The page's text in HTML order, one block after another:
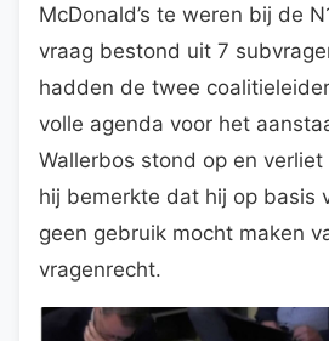
McDonald’s te weren bij de
vraag bestond uit 7
hadden de twee
volle agenda voor het
Wallerbos stond op en
hij bemerkte dat hij op basis
geen gebruik mocht maken
vragenrecht.